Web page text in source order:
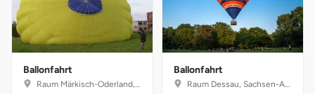
Ballonfahrt
Raum Märkisch-Oderland, Brandenburg
Ballonfahrt
Raum Dessau, Sachsen-Anhalt